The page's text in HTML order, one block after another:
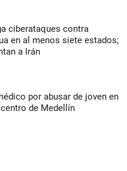
ciberataques contra
en al menos siete estados;
a Irán
por abusar de joven en
de Medellín